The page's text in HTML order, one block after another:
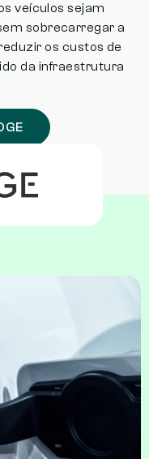
veículos sejam
sobrecarregar a
os custos de
da infraestrutura